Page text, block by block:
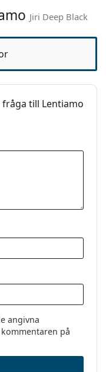
Jiri Deep Black
till Lentiamo
angivna
på